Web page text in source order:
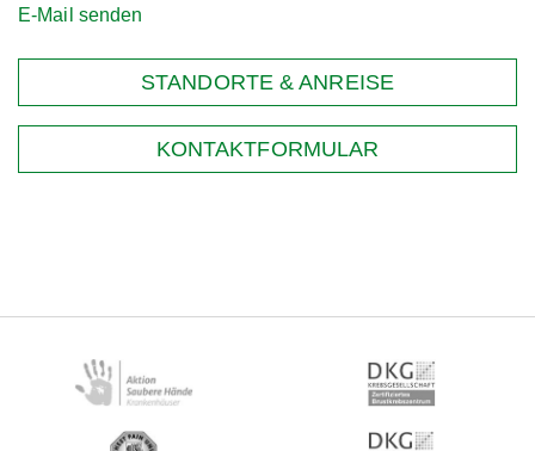
E-Mail senden
STANDORTE & ANREISE
KONTAKTFORMULAR